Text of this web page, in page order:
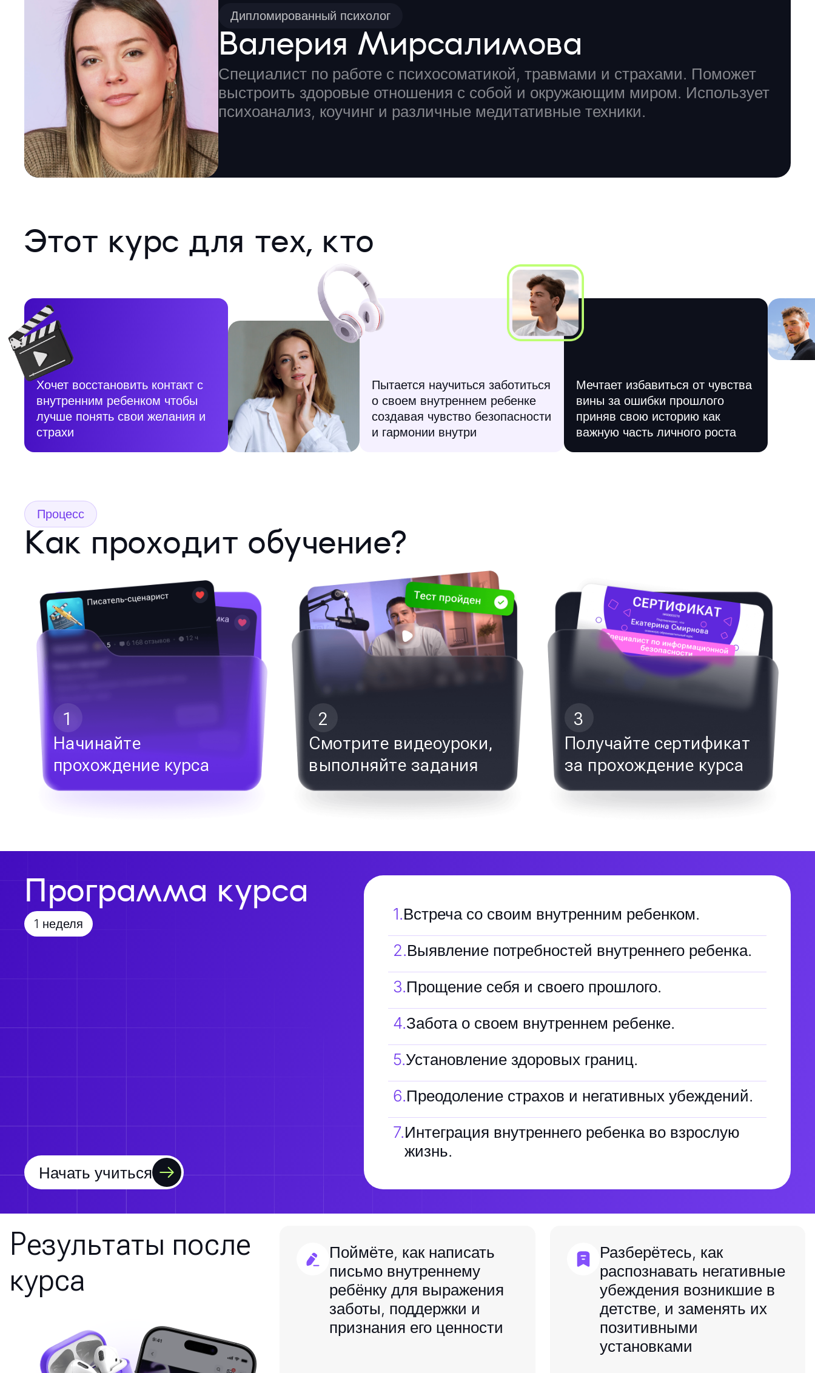
Дипломированный психолог
Валерия Мирсалимова
Специалист по работе с психосоматикой, травмами и страхами. Поможет
выстроить здоровые отношения с собой и окружающим миром. Использует
психоанализ, коучинг и различные медитативные техники.
Этот курс для тех, кто
Хочет восстановить контакт с
внутренним ребенком чтобы
лучше понять свои желания и
страхи
Пытается научиться заботиться
о своем внутреннем ребенке
создавая чувство безопасности
и гармонии внутри
Мечтает избавиться от чувства
вины за ошибки прошлого
приняв свою историю как
важную часть личного роста
Процесс
Как проходит обучение?
1
Начинайте
прохождение курса
2
Смотрите видеоуроки,
выполняйте задания
3
Получайте сертификат
за прохождение курса
Программа курса
1 неделя
Начать учиться
1.Встреча со своим внутренним ребенком.
2.Выявление потребностей внутреннего ребенка.
3.Прощение себя и своего прошлого.
4.Забота о своем внутреннем ребенке.
5.Установление здоровых границ.
6.Преодоление страхов и негативных убеждений.
7.Интеграция внутреннего ребенка во взрослую
жизнь.
Результаты после
курса
Поймёте, как написать
письмо внутреннему
ребёнку для выражения
заботы, поддержки и
признания его ценности
Разберётесь, как
распознавать негативные
убеждения возникшие в
детстве, и заменять их
позитивными
установками